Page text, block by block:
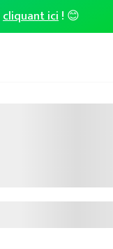
cliquant ici! 😊